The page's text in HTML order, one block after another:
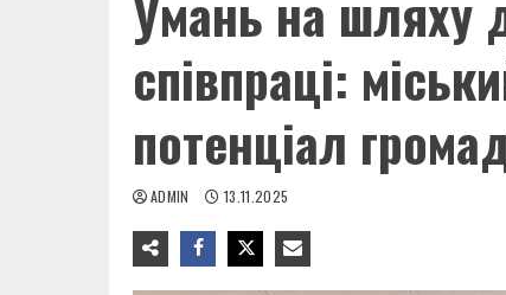
співпраці:
потенціал
ADMIN 13.11.2025